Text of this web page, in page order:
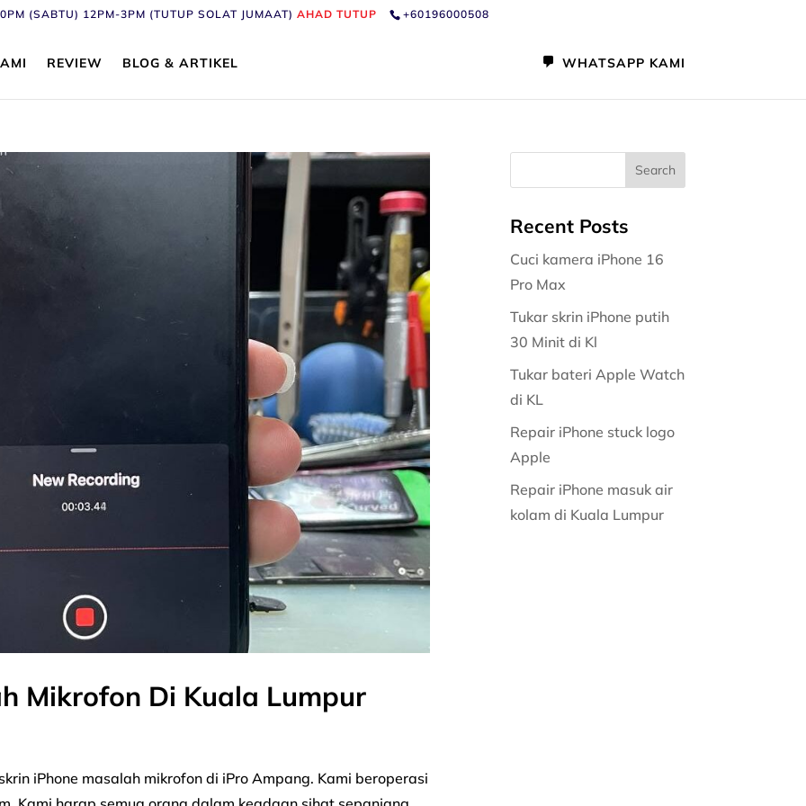
(SABTU) 12PM-3PM (TUTUP SOLAT JUMAAT)AHAD TUTUP +60196000508
REVIEW BLOG & ARTIKEL WHATSAPP KAMI
Mikrofon Di Kuala Lumpur
iPhone masalah mikrofon di iPro Ampang. Kami beroperasi
Recent Posts
Cuci kamera iPhone 16
Pro Max
Tukar skrin iPhone putih
30 Minit di Kl
Tukar bateri Apple Watch
di KL
Repair iPhone stuck logo
Apple
Repair iPhone masuk air
kolam di Kuala Lumpur